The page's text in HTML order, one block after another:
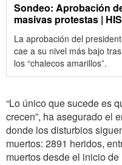
Sondeo: Aprobación
masivas protestas |
La aprobación del
cae a su nivel más bajo
los “chalecos amarillos”.
“Lo único que sucede es
crecen”, ha asegurado el
donde los disturbios
muertos: 2891 heridos,
muertos desde el inicio de